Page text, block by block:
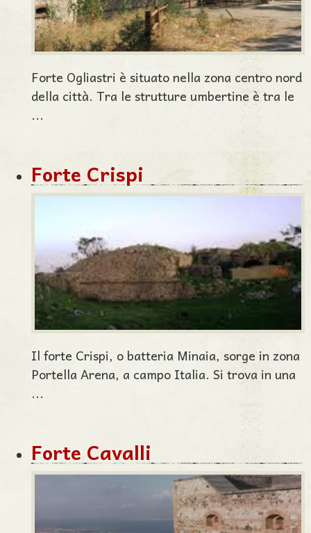
Forte Ogliastri è situato nella zona centro nord
della città. Tra le strutture umbertine è tra le
...
Forte Crispi
Il forte Crispi, o batteria Minaia, sorge in zona
Portella Arena, a campo Italia. Si trova in una
...
Forte Cavalli